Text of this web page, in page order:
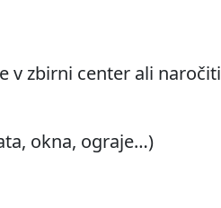
v zbirni center ali
okna, ograje…)